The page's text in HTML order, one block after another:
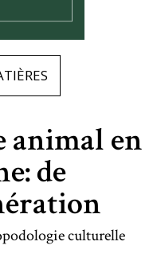
animal en
de
culturelle